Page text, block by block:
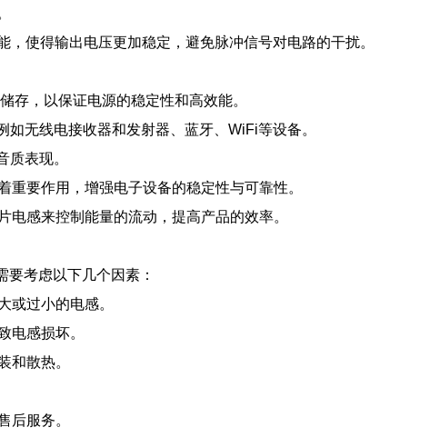
使得输出电压更加稳定，避免脉冲信号对电路的干扰。
存，以保证电源的稳定性和高效能。
无线电接收器和发射器、蓝牙、WiFi等设备。
表现。
要作用，增强电子设备的稳定性与可靠性。
感来控制能量的流动，提高产品的效率。
考虑以下几个因素：
或过小的电感。
电感损坏。
和散热。
后服务。